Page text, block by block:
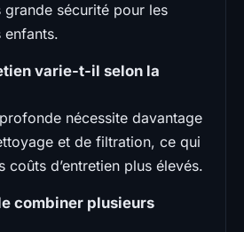
grande sécurité pour les
enfants.
varie-t-il selon la
nécessite davantage
et de filtration, ce qui
coûts d’entretien plus élevés.
combiner plusieurs